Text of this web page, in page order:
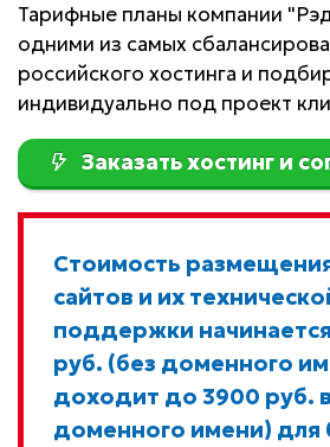
Тарифные планы компании
одними из самых
российского хостинга и
индивидуально под проект
Заказать хостинг и
Стоимость
сайтов и их
поддержки
руб. (без доменного
доходит до 3900 руб.
доменного имени) для